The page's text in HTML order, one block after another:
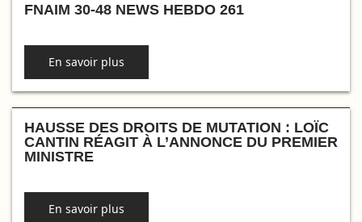
FNAIM 30-48 NEWS HEBDO 261
En savoir plus
HAUSSE DES DROITS DE MUTATION : LOÏC
CANTIN RÉAGIT À L’ANNONCE DU PREMIER
MINISTRE
En savoir plus